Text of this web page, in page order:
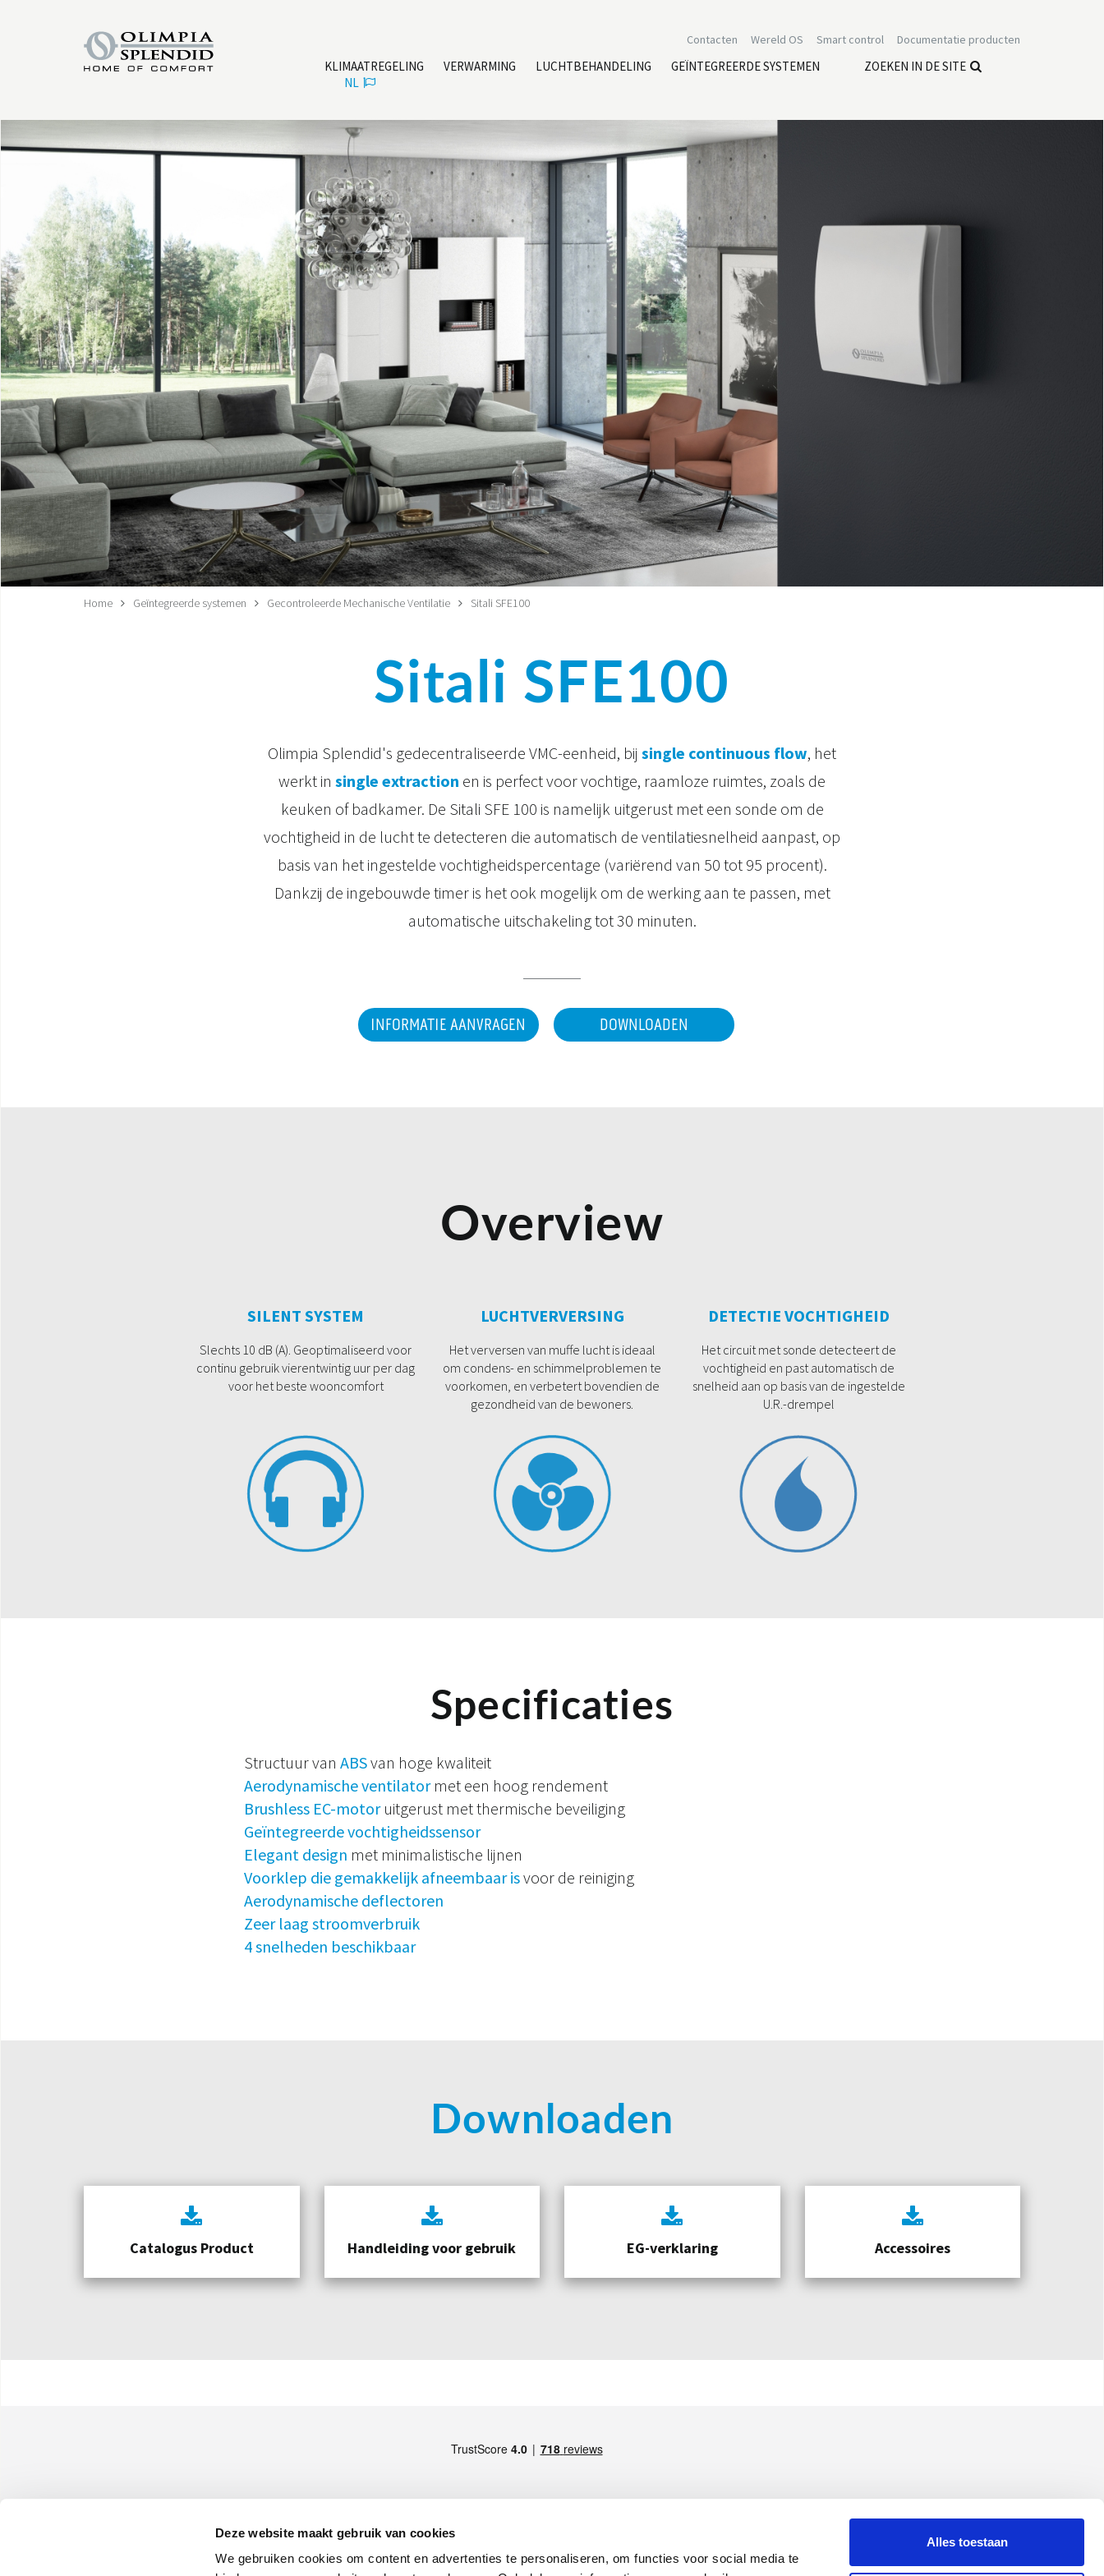
Deze website maakt gebruik van cookies
We gebruiken cookies om content en advertenties te personaliseren, om functies voor social media te
Alles toestaan
Documentatie producten
Smart control
Wereld OS
Contacten
KLIMAATREGELING VERWARMING LUCHTBEHANDELING GEÏNTEGREERDE SYSTEMEN
ZOEKEN IN DE SITE
NL
Home Geïntegreerde systemen Gecontroleerde Mechanische Ventilatie Sitali SFE100
Sitali SFE100
Olimpia Splendid's gedecentraliseerde VMC-eenheid, bij single continuous flow, het
werkt in single extraction en is perfect voor vochtige, raamloze ruimtes, zoals de
keuken of badkamer. De Sitali SFE 100 is namelijk uitgerust met een sonde om de
vochtigheid in de lucht te detecteren die automatisch de ventilatiesnelheid aanpast, op
basis van het ingestelde vochtigheidspercentage (variërend van 50 tot 95 procent).
Dankzij de ingebouwde timer is het ook mogelijk om de werking aan te passen, met
automatische uitschakeling tot 30 minuten.
INFORMATIE AANVRAGEN DOWNLOADEN
Overview
SILENT SYSTEM
Slechts 10 dB (A). Geoptimaliseerd voor
continu gebruik vierentwintig uur per dag
voor het beste wooncomfort
LUCHTVERVERSING
Het verversen van muffe lucht is ideaal
om condens- en schimmelproblemen te
voorkomen, en verbetert bovendien de
gezondheid van de bewoners.
DETECTIE VOCHTIGHEID
Het circuit met sonde detecteert de
vochtigheid en past automatisch de
snelheid aan op basis van de ingestelde
U.R.-drempel
Specificaties
Structuur van ABSvan hoge kwaliteit
Aerodynamische ventilator met een hoog rendement
Brushless EC-motor uitgerust met thermische beveiliging
Geïntegreerde vochtigheidssensor
Elegant design met minimalistische lijnen
Voorklep die gemakkelijk afneembaar isvoor de reiniging
Aerodynamische deflectoren
Zeer laag stroomverbruik
4 snelheden beschikbaar
Downloaden
Catalogus Product Handleiding voor gebruik EG-verklaring Accessoires
Via Industriale 1/3 25060 Cellatica (BS), Italy - Maps LID VAN